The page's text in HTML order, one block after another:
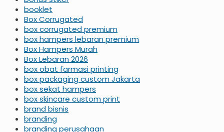
booklet
Box Corrugated
box corrugated premium
box hampers lebaran premium
Box Hampers Murah
Box Lebaran 2026
box obat farmasi printing
box packaging custom Jakarta
box sekat hampers
box skincare custom print
brand bisnis
branding
branding perusahaan